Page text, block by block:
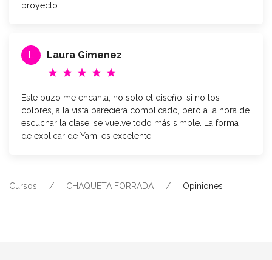
proyecto
L Laura Gimenez
star star star star star
Este buzo me encanta, no solo el diseño, si no los
colores, a la vista pareciera complicado, pero a la hora de
escuchar la clase, se vuelve todo más simple. La forma
de explicar de Yami es excelente.
Cursos CHAQUETA FORRADA Opiniones